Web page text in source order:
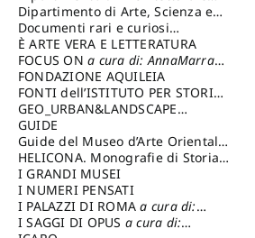
Analisi della Città Mediterranea
Dipartimento di Arte, Scienza e
Tecnica del Costuire
Documenti rari e curiosi
dall'Archivio Segreto
È ARTE VERA E LETTERATURA
FOCUS ONa cura di: AnnaMarra
Contemporanea
FONDAZIONE AQUILEIA
FONTI dell’ISTITUTO PER STORIA
DEL RISORGIMENTO
GEO_URBAN&LANDSCAPE
PLANNING (GULP)
Trusiani Elio
GUIDE
Guide del Museo d’Arte Orientale
“Giuseppe Tucci”
HELICONA. Monografie di Storia
dell'Artea cura di: Gallo Marco
I GRANDI MUSEI
I NUMERI PENSATI
I PALAZZI DI ROMAa cura di:
Ippoliti Alessandro
I SAGGI DI OPUS a cura di: